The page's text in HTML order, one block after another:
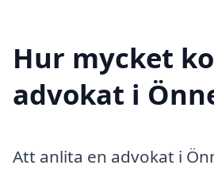
Hur mycket
advokat i
Att anlita en advokat i